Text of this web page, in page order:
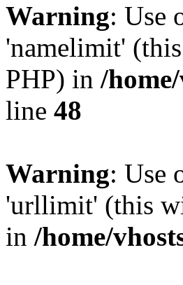
Warning: Use
'namelimit'
PHP) in /
line 48
Warning: Use
'urllimit' (this
in /home/